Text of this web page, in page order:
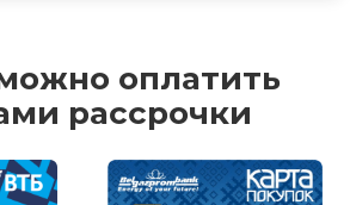
оплатить
рассрочки